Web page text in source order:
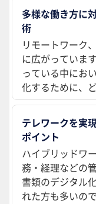
多様な働き方に
術
リモートワーク
に広がっていま
っている中にお
化するために、
テレワークを実
ポイント
ハイブリッドワ
務・経理などの
書類のデジタル
れた方も多いの